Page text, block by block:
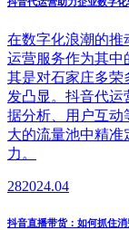
在数字化浪潮的推
运营服务作为其中
其是对石家庄多荣
发凸显。抖音代运
据分析、用户互动
大的流量池中精准
力。
282024.04
抖音直播带货：如何抓住